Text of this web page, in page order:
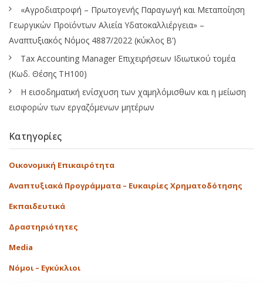
«Αγροδιατροφή – Πρωτογενής Παραγωγή και Μεταποίηση
Γεωργικών Προϊόντων Αλιεία Υδατοκαλλιέργεια» –
Αναπτυξιακός Νόμος 4887/2022 (κύκλος Β’)
Tax Accounting Manager Επιχειρήσεων Ιδιωτικού τομέα
(Κωδ. Θέσης ΤΗ100)
Η εισοδηματική ενίσχυση των χαμηλόμισθων και η μείωση
εισφορών των εργαζόμενων μητέρων
Κατηγορίες
Οικονομική Επικαιρότητα
Αναπτυξιακά Προγράμματα – Ευκαιρίες Χρηματοδότησης
Εκπαιδευτικά
Δραστηριότητες
Media
Νόμοι – Εγκύκλιοι